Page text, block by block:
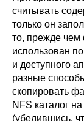
считывать
только он
то, прежде чем
использован
и доступного
разные
скопировать
NFS каталог
(убедившись,